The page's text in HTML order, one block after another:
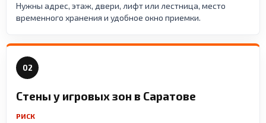
Нужны адрес, этаж, двери, лифт или лестница, место
временного хранения и удобное окно приемки.
02
Стены у игровых зон в Саратове
РИСК